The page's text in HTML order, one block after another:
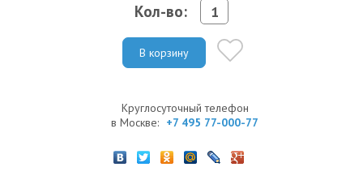
Кол-во:
В корзину
Круглосуточный телефон
в Москве: +7 495 77-000-77